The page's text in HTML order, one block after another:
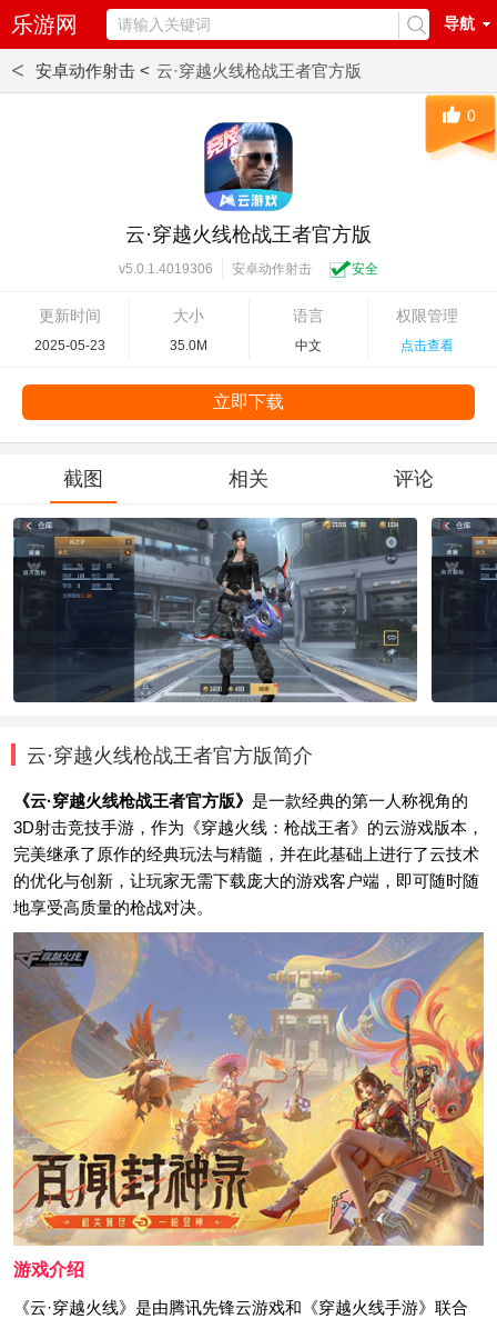
乐游网 导航
< 安卓动作射击 < 云·穿越火线枪战王者官方版
云·穿越火线枪战王者官方版
v5.0.1.4019306 安卓动作射击 安全
更新时间
2025-05-23
大小
35.0M
语言
中文
权限管理
点击查看
0
立即下载
截图 相关 评论
云·穿越火线枪战王者官方版简介
《云·穿越火线枪战王者官方版》 是一款经典的第一人称视角的
3D射击竞技手游，作为《穿越火线：枪战王者》的云游戏版本，
完美继承了原作的经典玩法与精髓，并在此基础上进行了云技术
的优化与创新，让玩家无需下载庞大的游戏客户端，即可随时随
地享受高质量的枪战对决。
游戏介绍
《云·穿越火线》是由腾讯先锋云游戏和《穿越火线手游》联合